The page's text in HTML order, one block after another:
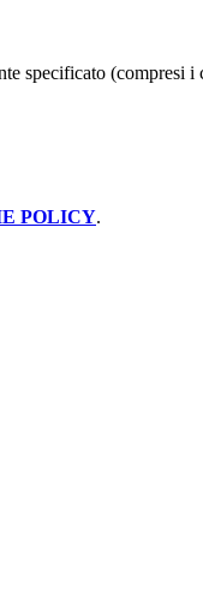
specificato (compresi
POLICY.